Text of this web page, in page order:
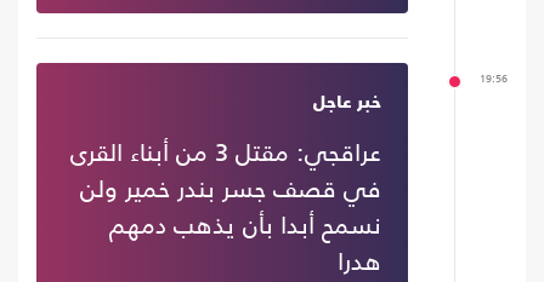
19:56
خبر عاجل
عراقجي: مقتل 3 من أبناء القرى
في قصف جسر بندر خمير ولن
نسمح أبدا بأن يذهب دمهم
هدرا